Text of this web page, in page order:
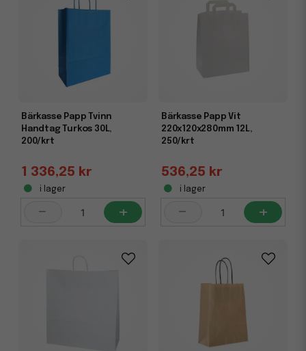
Bärkasse Papp Tvinn
Handtag Turkos 30L,
200/krt
1 336,25 kr
i lager
- +
Bärkasse Papp Vit
220x120x280mm 12L,
250/krt
536,25 kr
i lager
- +